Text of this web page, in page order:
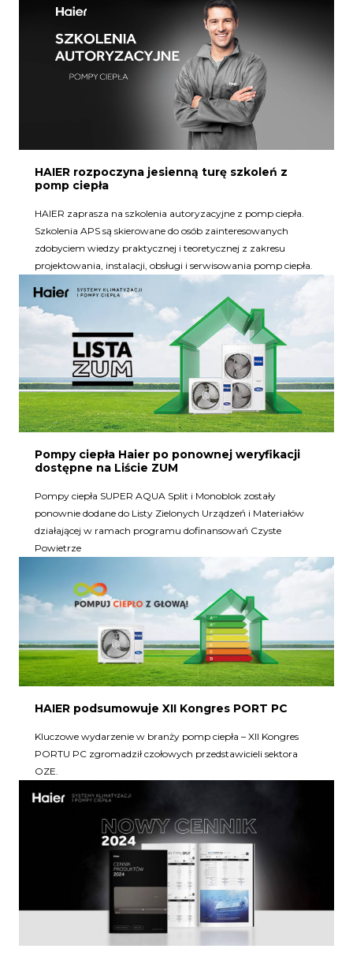
HAIER rozpoczyna jesienną turę szkoleń z
pomp ciepła
HAIER zaprasza na szkolenia autoryzacyjne z pomp ciepła.
Szkolenia APS są skierowane do osób zainteresowanych
zdobyciem wiedzy praktycznej i teoretycznej z zakresu
projektowania, instalacji, obsługi i serwisowania pomp ciepła.
Pompy ciepła Haier po ponownej weryfikacji
dostępne na Liście ZUM
Pompy ciepła SUPER AQUA Split i Monoblok zostały
ponownie dodane do Listy Zielonych Urządzeń i Materiałów
działającej w ramach programu dofinansowań Czyste
Powietrze
HAIER podsumowuje XII Kongres PORT PC
Kluczowe wydarzenie w branży pomp ciepła – XII Kongres
PORTU PC zgromadził czołowych przedstawicieli sektora
OZE.